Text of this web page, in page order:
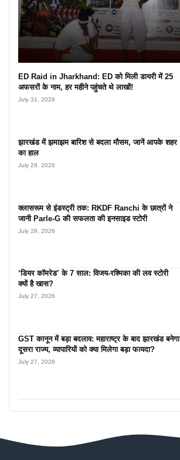
ED Raid in Jharkhand: ED को मिली डायरी में 25
अफसरों के नाम, हर महीने पहुंचते थे लाखों!
July 31, 2026
झारखंड में झमाझम बारिश से बदला मौसम, जानें आपके शहर
का हाल
July 29, 2026
क्लासरूम से इंडस्ट्री तक: RKDF Ranchi के छात्रों ने
जानी Parle-G की सफलता की इनसाइड स्टोरी
July 29, 2026
‘डियर कॉमरेड’ के 7 साल: विजय-रश्मिका की लव स्टोरी
क्यों है खास?
July 27, 2026
GST कानून में बड़ा बदलाव: महाराष्ट्र के बाद झारखंड बनेगा
दूसरा राज्य, व्यापारियों को क्या मिलेगा बड़ा फायदा?
July 27, 2026